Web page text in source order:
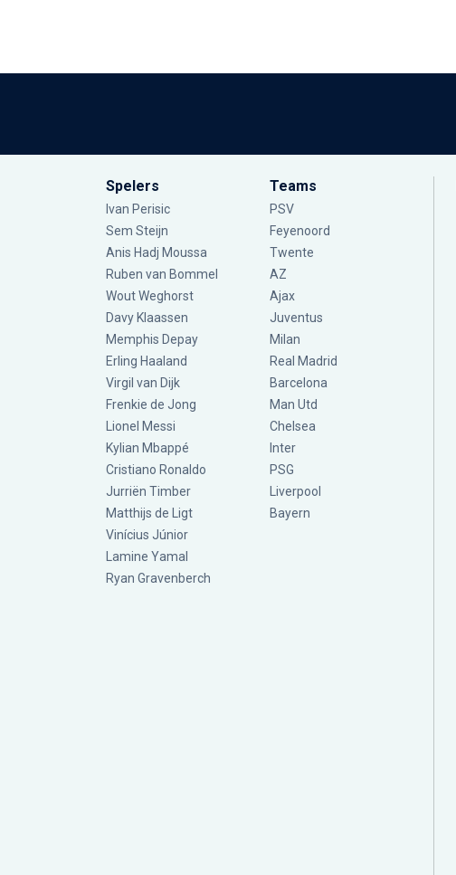
Spelers
Ivan Perisic
Sem Steijn
Anis Hadj Moussa
Ruben van Bommel
Wout Weghorst
Davy Klaassen
Memphis Depay
Erling Haaland
Virgil van Dijk
Frenkie de Jong
Lionel Messi
Kylian Mbappé
Cristiano Ronaldo
Jurriën Timber
Matthijs de Ligt
Vinícius Júnior
Lamine Yamal
Ryan Gravenberch
Teams
PSV
Feyenoord
Twente
AZ
Ajax
Juventus
Milan
Real Madrid
Barcelona
Man Utd
Chelsea
Inter
PSG
Liverpool
Bayern